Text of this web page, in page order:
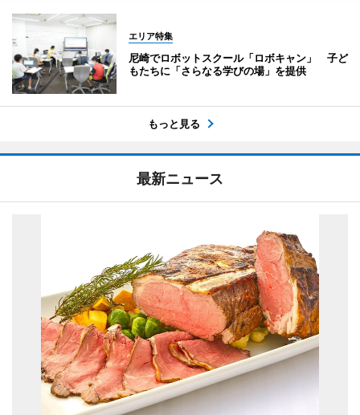
エリア特集
尼崎でロボットスクール「ロボキャン」 子ど
もたちに「さらなる学びの場」を提供
もっと見る
最新ニュース